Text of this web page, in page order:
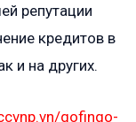
репутации
кредитов в
и на других.
gofingo-